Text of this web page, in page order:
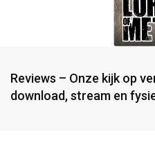
Reviews – Onze kijk op
download, stream en